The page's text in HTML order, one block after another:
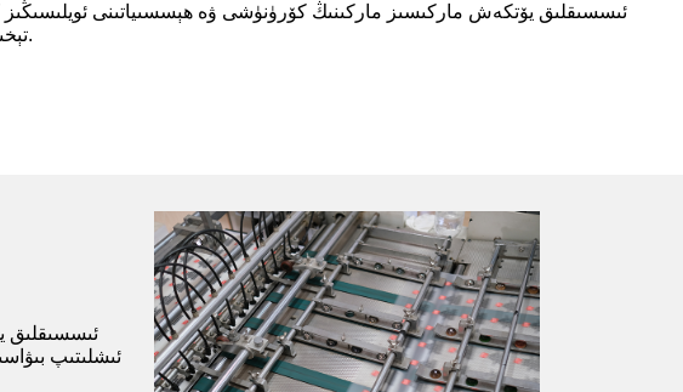
ئىسسىقلىق يۆتكەش ماركىسىز ماركىنىڭ كۆرۈنۈشى ۋە ھېسسىياتىنى ئويلىسىڭىز
تېخىمۇ ياخشى كىيىنىش تەجرىبىسى بېرىدۇ.
ئىسسىقلىق
ئىشلىتىپ